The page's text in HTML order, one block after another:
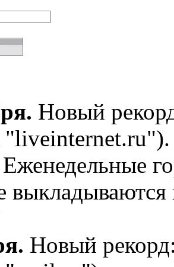
. Новый
"liveinternet.ru").
Еженедельные
выкладываются
. Новый